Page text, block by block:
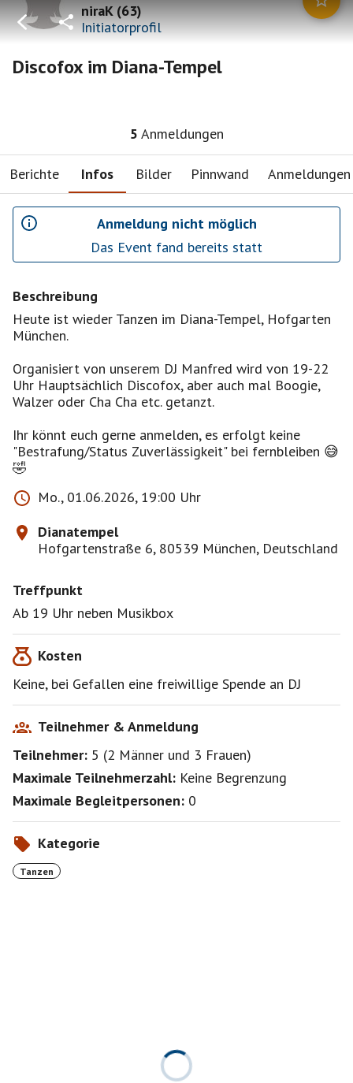
niraK(63)
Initiatorprofil
Discofox im Diana-Tempel
5 Anmeldungen
Berichte Infos Bilder Pinnwand Anmeldungen
Anmeldung nicht möglich
Das Event fand bereits statt
Beschreibung
Heute ist wieder Tanzen im Diana-Tempel, Hofgarten
München.
Organisiert von unserem DJ Manfred wird von 19-22
Uhr Hauptsächlich Discofox, aber auch mal Boogie,
Walzer oder Cha Cha etc. getanzt.
Ihr könnt euch gerne anmelden, es erfolgt keine
"Bestrafung/Status Zuverlässigkeit" bei fernbleiben 😅
🤣
Mo., 01.06.2026, 19:00 Uhr
Dianatempel
Hofgartenstraße 6, 80539 München, Deutschland
Treffpunkt
Ab 19 Uhr neben Musikbox
Kosten
Keine, bei Gefallen eine freiwillige Spende an DJ
Teilnehmer & Anmeldung
Teilnehmer: 5 (2 Männer und 3 Frauen)
Maximale Teilnehmerzahl: Keine Begrenzung
Maximale Begleitpersonen: 0
Kategorie
Tanzen